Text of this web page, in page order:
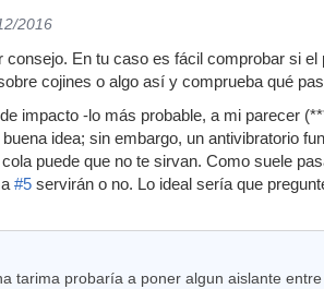
2016
consejo. En tu caso es fácil comprobar si
cojines o algo así y comprueba qué
impacto -lo más probable, a mi parecer
idea; sin embargo, un antivibratorio
puede que no te sirvan. Como suele
#5 servirán o no. Lo ideal sería que
tarima probaría a poner algun aislante